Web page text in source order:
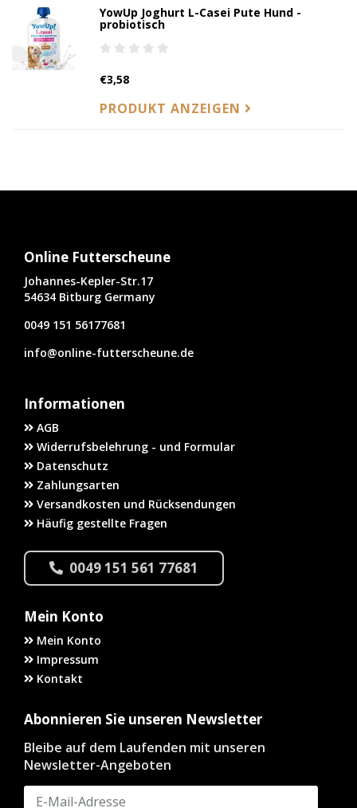
YowUp Joghurt L-Casei Pute Hund -
probiotisch
€3,58
PRODUKT ANZEIGEN
Online Futterscheune
Johannes-Kepler-Str.17
54634 Bitburg Germany
0049 151 56177681
info@online-futterscheune.de
Informationen
AGB
Widerrufsbelehrung - und Formular
Datenschutz
Zahlungsarten
Versandkosten und Rücksendungen
Häufig gestellte Fragen
0049 151 561 77681
Mein Konto
Mein Konto
Impressum
Kontakt
Abonnieren Sie unseren Newsletter
Bleibe auf dem Laufenden mit unseren
Newsletter-Angeboten